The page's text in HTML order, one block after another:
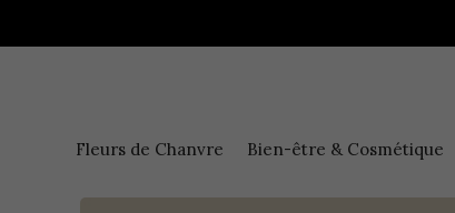
Fleurs de Chanvre Bien-être & Cosmétique